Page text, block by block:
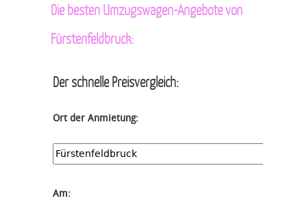
Die besten Umzugswagen-Angebote von
Fürstenfeldbruck:
Der schnelle Preisvergleich:
Ort der Anmietung:
Am: